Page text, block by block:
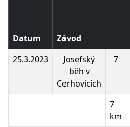
Datum Závod
25.3.2023
Josefský
běh v
Cerhovicích
7
7
km